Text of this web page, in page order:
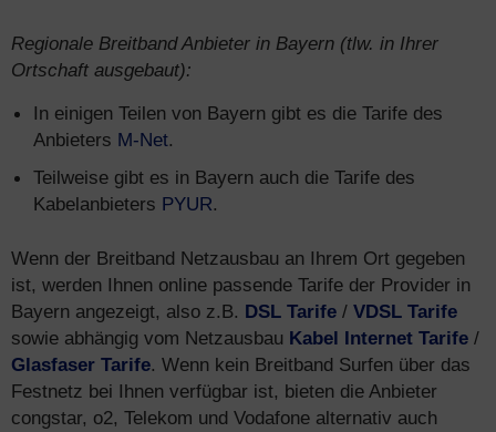
Regionale Breitband Anbieter in Bayern (tlw. in Ihrer
Ortschaft ausgebaut):
In einigen Teilen von Bayern gibt es die Tarife des
Anbieters M-Net.
Teilweise gibt es in Bayern auch die Tarife des
Kabelanbieters PYUR.
Wenn der Breitband Netzausbau an Ihrem Ort gegeben
ist, werden Ihnen online passende Tarife der Provider in
Bayern angezeigt, also z.B. DSL Tarife / VDSL Tarife
sowie abhängig vom Netzausbau Kabel Internet Tarife /
Glasfaser Tarife. Wenn kein Breitband Surfen über das
Festnetz bei Ihnen verfügbar ist, bieten die Anbieter
congstar, o2, Telekom und Vodafone alternativ auch